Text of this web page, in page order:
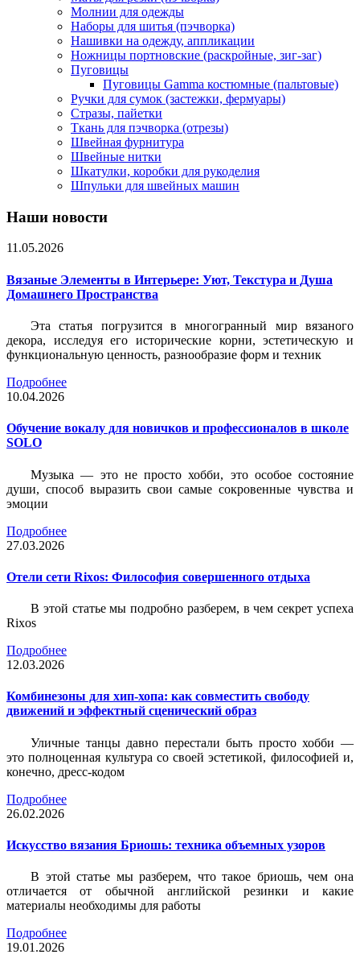
Молнии для одежды
Наборы для шитья (пэчворка)
Нашивки на одежду, аппликации
Ножницы портновские (раскройные, зиг-заг)
Пуговицы
Пуговицы Gamma костюмные (пальтовые)
Ручки для сумок (застежки, фермуары)
Стразы, пайетки
Ткань для пэчворка (отрезы)
Швейная фурнитура
Швейные нитки
Шкатулки, коробки для рукоделия
Шпульки для швейных машин
Наши новости
11.05.2026
Вязаные Элементы в Интерьере: Уют, Текстура и Душа
Домашнего Пространства
Эта статья погрузится в многогранный мир вязаного
декора, исследуя его исторические корни, эстетическую и
функциональную ценность, разнообразие форм и техник
Подробнее
10.04.2026
Обучение вокалу для новичков и профессионалов в школе
SOLO
Музыка — это не просто хобби, это особое состояние
души, способ выразить свои самые сокровенные чувства и
эмоции
Подробнее
27.03.2026
Отели сети Rixos: Философия совершенного отдыха
В этой статье мы подробно разберем, в чем секрет успеха
Rixos
Подробнее
12.03.2026
Комбинезоны для хип-хопа: как совместить свободу
движений и эффектный сценический образ
Уличные танцы давно перестали быть просто хобби —
это полноценная культура со своей эстетикой, философией и,
конечно, дресс-кодом
Подробнее
26.02.2026
Искусство вязания Бриошь: техника объемных узоров
В этой статье мы разберем, что такое бриошь, чем она
отличается от обычной английской резинки и какие
материалы необходимы для работы
Подробнее
19.01.2026